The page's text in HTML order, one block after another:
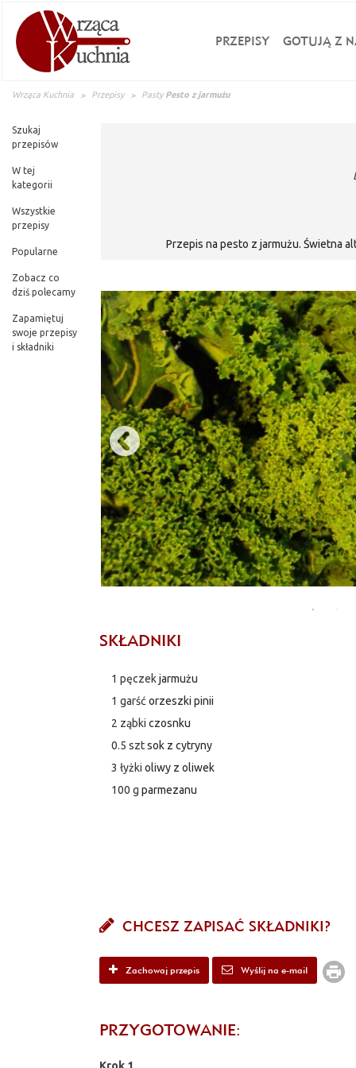
PRZEPISY GOTUJĄ Z
Wrząca Kuchnia Przepisy Pasty Pesto z jarmużu
Szukaj
przepisów
W tej
kategorii
Wszystkie
przepisy
Popularne
Zobacz co
dziś polecamy
Zapamiętuj
swoje przepisy
i składniki
Przepis na pesto z jarmużu. Świetna
SKŁADNIKI
1 pęczek jarmużu
1 garść orzeszki pinii
2 ząbki czosnku
0.5 szt sok z cytryny
3 łyżki oliwy z oliwek
100 g parmezanu
CHCESZ ZAPISAĆ SKŁADNIKI?
Zachowaj przepis Wyślij na e-mail
PRZYGOTOWANIE: